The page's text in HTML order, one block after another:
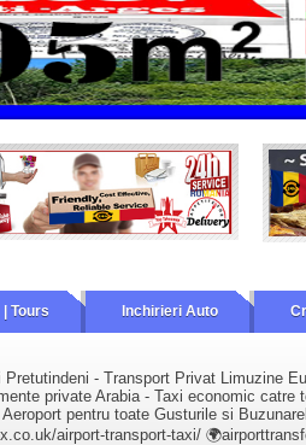
Tours Inchirieri Auto
Pretutindeni - Transport Privat Limuzine
private Arabia - Taxi economic
pentru toate Gusturile si
airport-transport-taxi/